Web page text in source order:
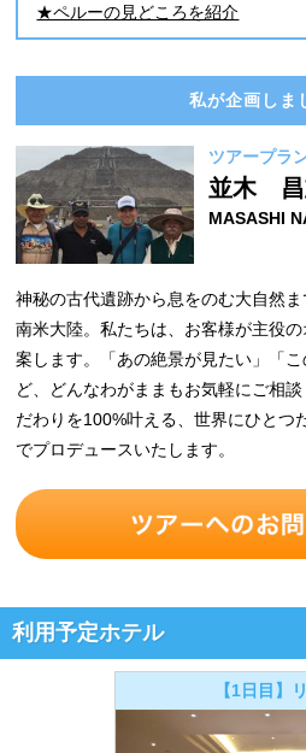
★ペルーの見どころを紹介
私が企画しま
ツアープラ
並木 昌
MASASHI
神秘の古代遺跡から息をのむ大自然
南米大陸。私たちは、お客様が主役
案します。「あの絶景が見たい」「
ど、どんなわがままもお気軽にご相
だわりを100%叶える、世界にひとつ
でプロデュースいたします。
利用予定ホテル
【1日目】